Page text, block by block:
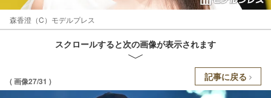
森香澄（C）モデルプレス
スクロールすると次の画像が表示されます
( 画像27/31 ) 記事に戻る